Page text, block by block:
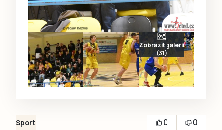
Zobrazit galerii
(31)
Sport 0
0